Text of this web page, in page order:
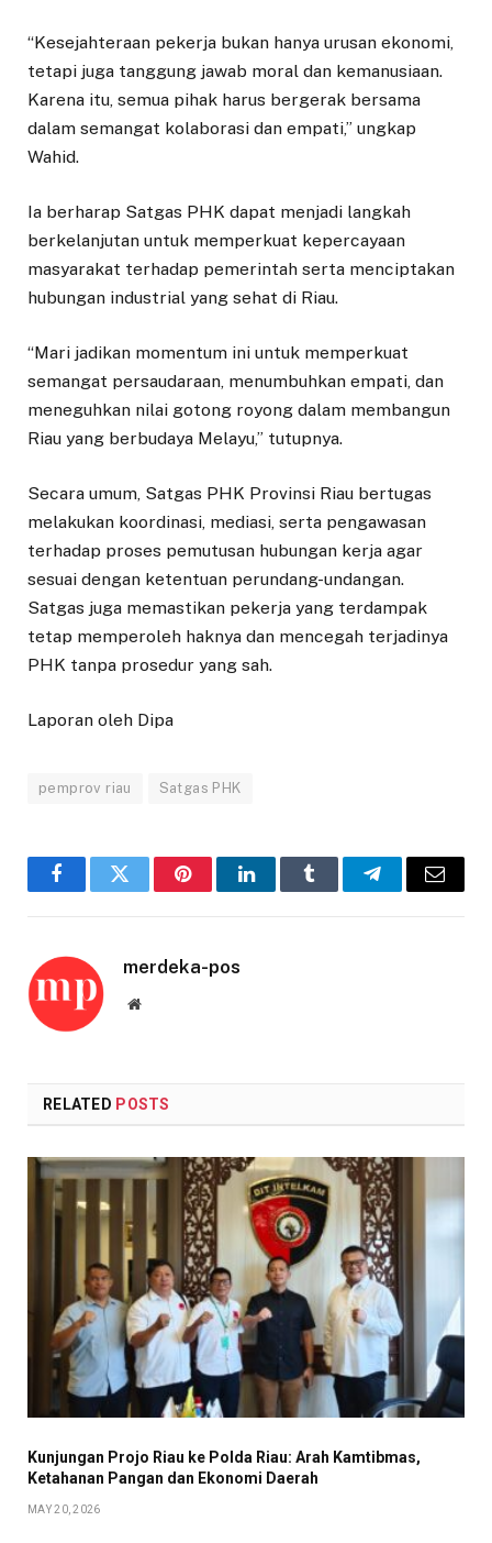
“Kesejahteraan pekerja bukan hanya urusan ekonomi,
tetapi juga tanggung jawab moral dan kemanusiaan.
Karena itu, semua pihak harus bergerak bersama
dalam semangat kolaborasi dan empati,” ungkap
Wahid.
Ia berharap Satgas PHK dapat menjadi langkah
berkelanjutan untuk memperkuat kepercayaan
masyarakat terhadap pemerintah serta menciptakan
hubungan industrial yang sehat di Riau.
“Mari jadikan momentum ini untuk memperkuat
semangat persaudaraan, menumbuhkan empati, dan
meneguhkan nilai gotong royong dalam membangun
Riau yang berbudaya Melayu,” tutupnya.
Secara umum, Satgas PHK Provinsi Riau bertugas
melakukan koordinasi, mediasi, serta pengawasan
terhadap proses pemutusan hubungan kerja agar
sesuai dengan ketentuan perundang-undangan.
Satgas juga memastikan pekerja yang terdampak
tetap memperoleh haknya dan mencegah terjadinya
PHK tanpa prosedur yang sah.
Laporan oleh Dipa
pemprov riau Satgas PHK
FacebookTwitter PinterestLinkedInTumblr TelegramEmail
merdeka-pos
Website
RELATED POSTS
Kunjungan Projo Riau ke Polda Riau: Arah Kamtibmas,
Ketahanan Pangan dan Ekonomi Daerah
MAY 20, 2026